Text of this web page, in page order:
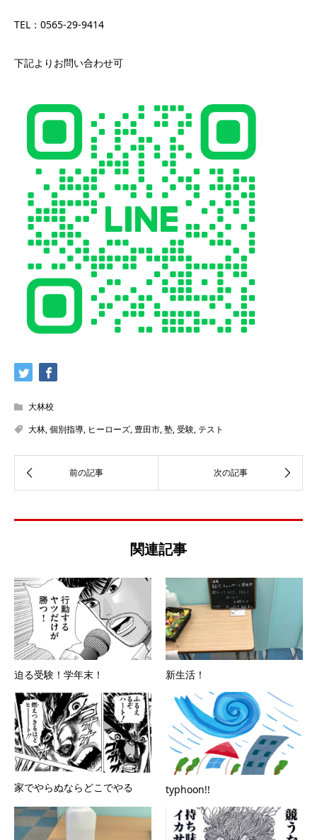
TEL：0565-29-9414
下記よりお問い合わせ可
大林校
大林,個別指導, ヒーローズ, 豊田市,塾,受験,テスト
関連記事
迫る受験！学年末！ 新生活！
家でやらぬならどこでやる typhoon!!